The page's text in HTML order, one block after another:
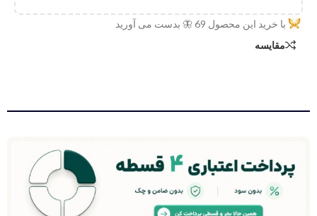
با خرید این محصول 69 🦋 بدست می آورید
مقایسه